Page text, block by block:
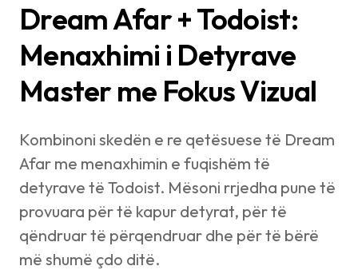
Dream Afar + Todoist:
Menaxhimi i Detyrave
Master me Fokus Vizual
Kombinoni skedën e re qetësuese të Dream
Afar me menaxhimin e fuqishëm të
detyrave të Todoist. Mësoni rrjedha pune të
provuara për të kapur detyrat, për të
qëndruar të përqendruar dhe për të bërë
më shumë çdo ditë.